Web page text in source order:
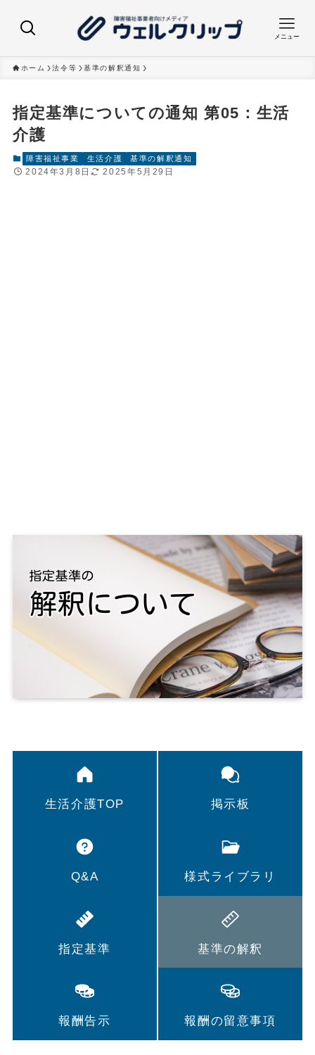
メニュー
ホーム 法令等 基準の解釈通知
指定基準についての通知 第05：生活
介護
障害福祉事業 生活介護 基準の解釈通知
2024年3月8日 2025年5月29日
生活介護TOP 掲示板
Q&A 様式ライブラリ
指定基準 基準の解釈
報酬告示 報酬の留意事項